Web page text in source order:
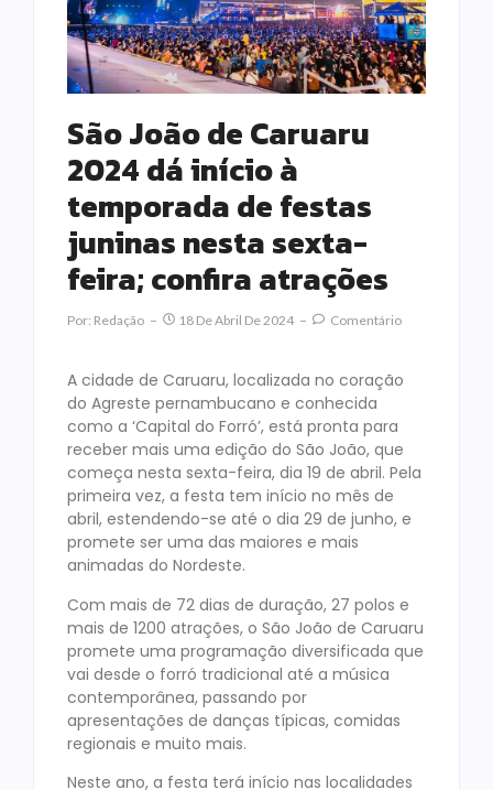
São João de Caruaru
2024 dá início à
temporada de festas
juninas nesta sexta-
feira; confira atrações
Por: Redação 18 De Abril De 2024 Comentário
A cidade de Caruaru, localizada no coração
do Agreste pernambucano e conhecida
como a ‘Capital do Forró’, está pronta para
receber mais uma edição do São João, que
começa nesta sexta-feira, dia 19 de abril. Pela
primeira vez, a festa tem início no mês de
abril, estendendo-se até o dia 29 de junho, e
promete ser uma das maiores e mais
animadas do Nordeste.
Com mais de 72 dias de duração, 27 polos e
mais de 1200 atrações, o São João de Caruaru
promete uma programação diversificada que
vai desde o forró tradicional até a música
contemporânea, passando por
apresentações de danças típicas, comidas
regionais e muito mais.
Neste ano, a festa terá início nas localidades